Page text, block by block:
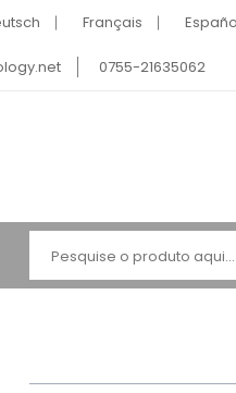
Français
0755-21635062